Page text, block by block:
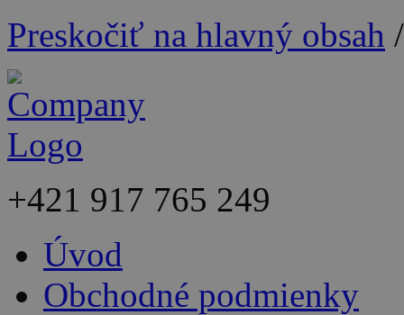
Preskočiť na hlavný obsah
+421 917 765 249
Úvod
Obchodné podmienky